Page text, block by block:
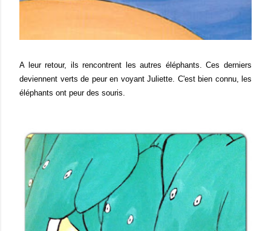
A leur retour, ils rencontrent les autres éléphants. Ces derniers
deviennent verts de peur en voyant Juliette. C'est bien connu, les
éléphants ont peur des souris.